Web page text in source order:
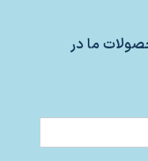
ما در